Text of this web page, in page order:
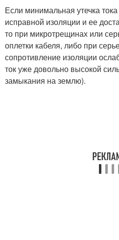
Если минимальная утечка
исправной изоляции и ее
то при микротрещинах или
оплетки кабеля, либо при
сопротивление изоляции
ток уже довольно высокой
замыкания на землю).